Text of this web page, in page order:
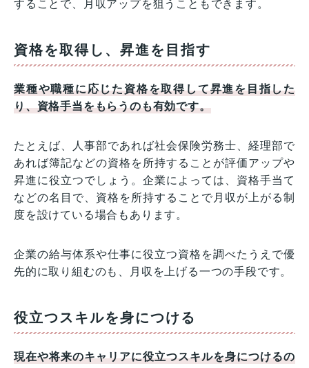
することで、月収アップを狙うこともできます。
資格を取得し、昇進を目指す
業種や職種に応じた資格を取得して昇進を目指した
り、資格手当をもらうのも有効です。
たとえば、人事部であれば社会保険労務士、経理部で
あれば簿記などの資格を所持することが評価アップや
昇進に役立つでしょう。企業によっては、資格手当て
などの名目で、資格を所持することで月収が上がる制
度を設けている場合もあります。
企業の給与体系や仕事に役立つ資格を調べたうえで優
先的に取り組むのも、月収を上げる一つの手段です。
役立つスキルを身につける
現在や将来のキャリアに役立つスキルを身につけるの